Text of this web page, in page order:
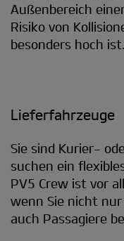
Außenbereich
Risiko von
besonders hoch ist.
Lieferfahrzeuge
Sie sind Kurier-
suchen ein
PV5 Crew ist vor
wenn Sie nicht
auch Passagiere